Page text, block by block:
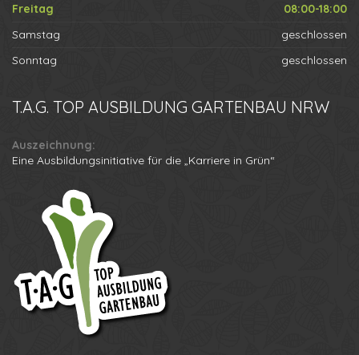
Freitag
08:00-18:00
Samstag
geschlossen
Sonntag
geschlossen
T.A.G. TOP AUSBILDUNG GARTENBAU NRW
Auszeichnung:
Eine Ausbildungsinitiative für die „Karriere in Grün“